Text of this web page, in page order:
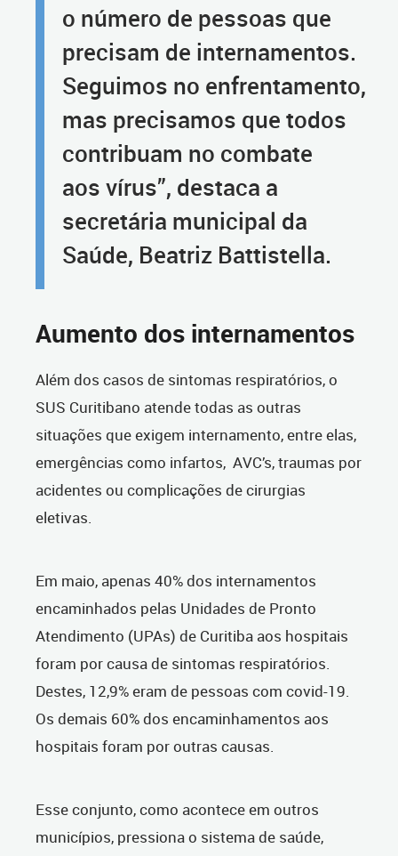
o número de pessoas que
precisam de internamentos.
Seguimos no enfrentamento,
mas precisamos que todos
contribuam no combate
aos vírus”, destaca a
secretária municipal da
Saúde, Beatriz Battistella.
Aumento dos internamentos
Além dos casos de sintomas respiratórios, o
SUS Curitibano atende todas as outras
situações que exigem internamento, entre elas,
emergências como infartos, AVC’s, traumas por
acidentes ou complicações de cirurgias
eletivas.
Em maio, apenas 40% dos internamentos
encaminhados pelas Unidades de Pronto
Atendimento (UPAs) de Curitiba aos hospitais
foram por causa de sintomas respiratórios.
Destes, 12,9% eram de pessoas com covid-19.
Os demais 60% dos encaminhamentos aos
hospitais foram por outras causas.
Esse conjunto, como acontece em outros
municípios, pressiona o sistema de saúde,